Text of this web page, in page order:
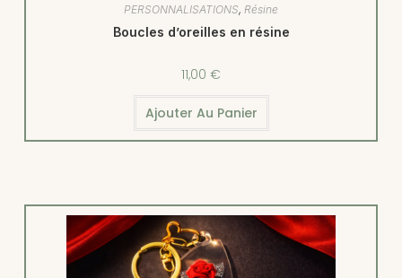
PERSONNALISATIONS, Résine
Boucles d’oreilles en résine
11,00 €
Ajouter Au Panier